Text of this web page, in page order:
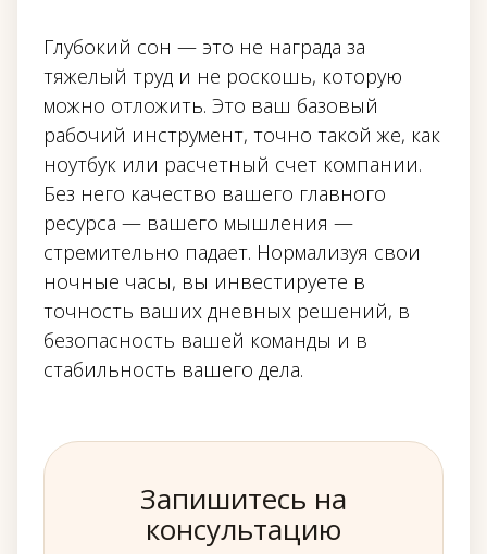
Глубокий сон — это не награда за
тяжелый труд и не роскошь, которую
можно отложить. Это ваш базовый
рабочий инструмент, точно такой же, как
ноутбук или расчетный счет компании.
Без него качество вашего главного
ресурса — вашего мышления —
стремительно падает. Нормализуя свои
ночные часы, вы инвестируете в
точность ваших дневных решений, в
безопасность вашей команды и в
стабильность вашего дела.
Запишитесь на
консультацию